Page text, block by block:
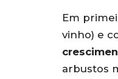
Em
vinho) e
arbustos